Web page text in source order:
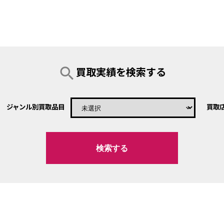
search買取実績を検索する
ジャンル別買取品目 keyboard_arrow_down 買取